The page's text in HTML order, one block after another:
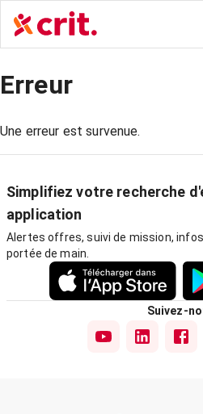
Erreur
Une erreur est survenue.
Simplifiez votre recherche
application
Alertes offres, suivi de mission,
portée de main.
Suivez-